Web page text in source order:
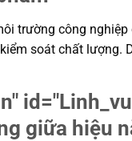
trường công
soát chất lượng.
giữa hiệu